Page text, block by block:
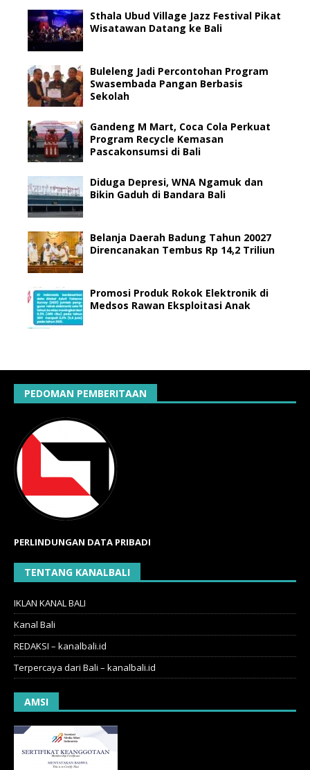
Sthala Ubud Village Jazz Festival Pikat
Wisatawan Datang ke Bali
Buleleng Jadi Percontohan Program
Swasembada Pangan Berbasis
Sekolah
Gandeng M Mart, Coca Cola Perkuat
Program Recycle Kemasan
Pascakonsumsi di Bali
Diduga Depresi, WNA Ngamuk dan
Bikin Gaduh di Bandara Bali
Belanja Daerah Badung Tahun 20027
Direncanakan Tembus Rp 14,2 Triliun
Promosi Produk Rokok Elektronik di
Medsos Rawan Eksploitasi Anak
PEDOMAN PEMBERITAAN
PERLINDUNGAN DATA PRIBADI
TENTANG KANALBALI
IKLAN KANAL BALI
Kanal Bali
REDAKSI – kanalbali.id
Terpercaya dari Bali – kanalbali.id
AMSI